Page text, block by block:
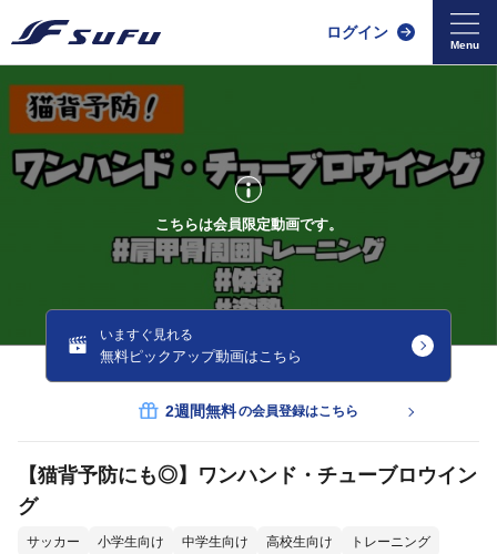
ログイン
こちらは会員限定動画です。
いますぐ見れる
無料ピックアップ動画はこちら
2週間無料の会員登録はこちら
【猫背予防にも◎】ワンハンド・チューブロウイン
グ
サッカー 小学生向け 中学生向け 高校生向け
トレーニング